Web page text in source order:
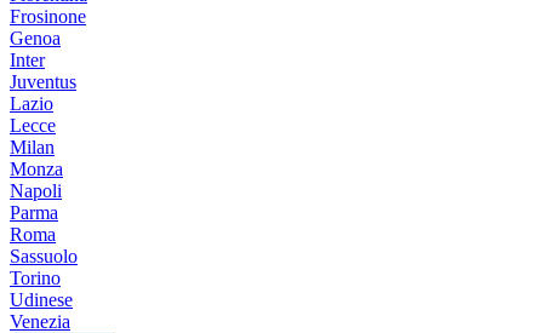
Frosinone
Genoa
Inter
Juventus
Lazio
Lecce
Milan
Monza
Napoli
Parma
Roma
Sassuolo
Torino
Udinese
Venezia